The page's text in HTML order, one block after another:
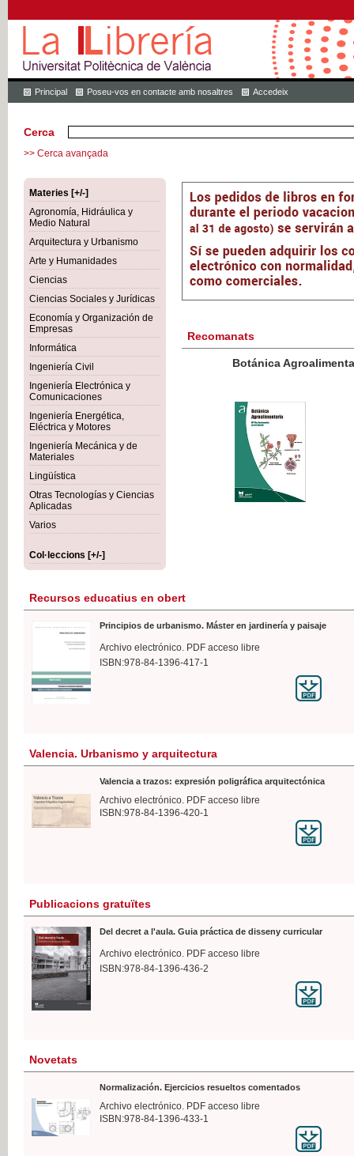
Principal Poseu-vos en contacte amb nosaltres Accedeix
Cerca
>> Cerca avançada
Materies [+/-]
Agronomía, Hidráulica y
Medio Natural
Arquitectura y Urbanismo
Arte y Humanidades
Ciencias
Ciencias Sociales y Jurídicas
Economía y Organización de
Empresas
Informática
Ingeniería Civil
Ingeniería Electrónica y
Comunicaciones
Ingeniería Energética,
Eléctrica y Motores
Ingeniería Mecánica y de
Materiales
Lingüística
Otras Tecnologías y Ciencias
Aplicadas
Varios
Col·leccions [+/-]
Recomanats
Botánica Agroalimentaria
Recursos educatius en obert
Principios de urbanismo. Máster en jardinería y paisaje
Archivo electrónico. PDF acceso libre
ISBN:978-84-1396-417-1
Valencia. Urbanismo y arquitectura
Valencia a trazos: expresión poligráfica arquitectónica
Archivo electrónico. PDF acceso libre
ISBN:978-84-1396-420-1
Publicacions gratuïtes
Del decret a l'aula. Guia práctica de disseny curricular
Archivo electrónico. PDF acceso libre
ISBN:978-84-1396-436-2
Novetats
Normalización. Ejercicios resueltos comentados
Archivo electrónico. PDF acceso libre
ISBN:978-84-1396-433-1